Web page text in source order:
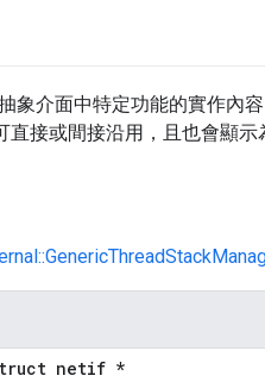
象介面中特定功能的實作內
直接或間接沿用，且也會顯示
netif *